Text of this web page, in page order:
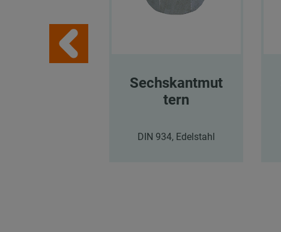
Sechskantmut
tern
DIN 934, Edelstahl